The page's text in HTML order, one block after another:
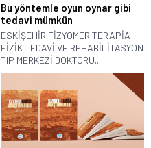
Bu yöntemle oyun oynar gibi
tedavi mümkün
ESKİŞEHİR FİZYOMER TERAPİA
FİZİK TEDAVİ VE REHABİLİTASYON
TIP MERKEZİ DOKTORU...